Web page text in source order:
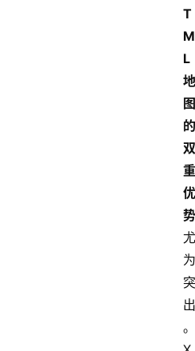
T
M
L
地
图
的
双
重
优
势
尤
为
突
出
。